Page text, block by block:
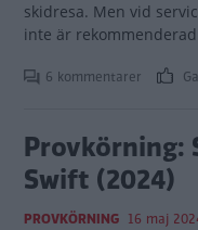
skidresa. Men vid
inte är
6 kommentarer
Provkörning:
Swift (2024)
PROVKÖRNING 16 maj